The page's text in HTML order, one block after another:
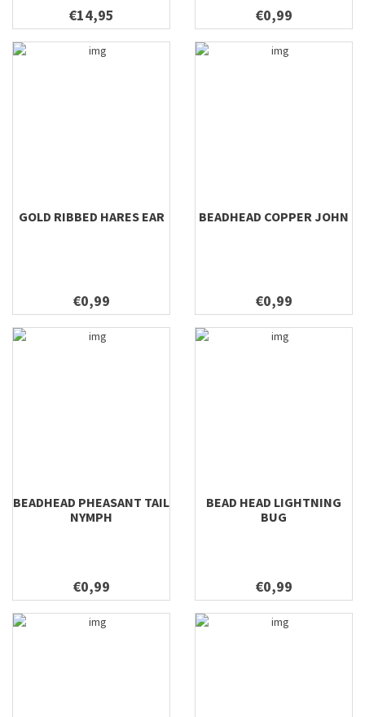
€14,95 €0,99
GOLD RIBBED HARES EAR
€0,99
BEADHEAD COPPER JOHN
€0,99
BEADHEAD PHEASANT TAIL
NYMPH
€0,99
BEAD HEAD LIGHTNING
BUG
€0,99